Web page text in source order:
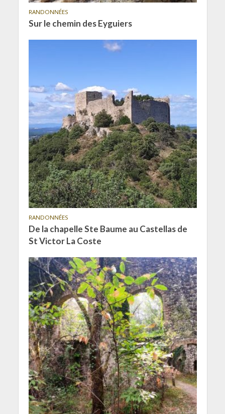
RANDONNÉES
Sur le chemin des Eyguiers
RANDONNÉES
De la chapelle Ste Baume au Castellas de
St Victor La Coste